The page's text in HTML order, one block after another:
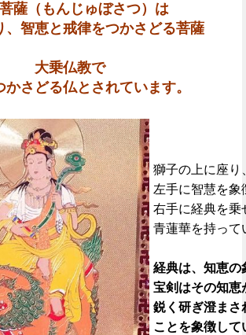
薩（もんじゅぼさつ）は
、智恵と戒律をつかさどる菩薩
大乗仏教で
かさどる仏とされています。
獅子の上に座り
左手に智慧を象
右手に経典を乗
青蓮華を持って
経典は、知恵の
宝剣はその知恵
鋭く研ぎ澄まさ
ことを象徴して